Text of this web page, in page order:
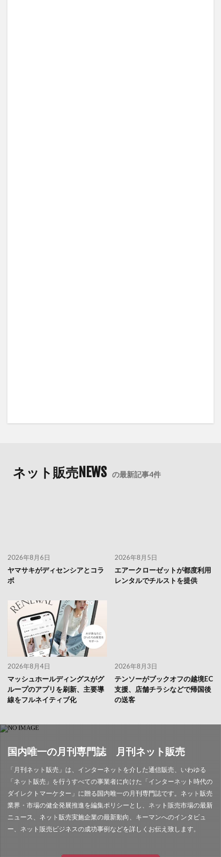
ネット販売NEWS の最新記事4件
2026年8月6日
ヤマサキがディセンシアとコラ
ボ
2026年8月5日
エアークローゼットが都度利用
レンタルでチルストを提供
2026年8月4日
マッシュホールディングスがグ
ループのアプリを刷新、主要導
線をフルネイティブ化
2026年8月3日
テンソーがブックオフの越境EC
支援、店舗チラシなどで帰国後
の送客
国内唯一の月刊専門誌 月刊ネット販売
「月刊ネット販売」は、インターネットを介した通信販売、いわゆる
「ネット販売」を行うすべての事業者に向けた「インターネット時代の
ダイレクトマーケター」に贈る国内唯一の月刊専門誌です。ネット販売
業界・市場の健全発展推進を編集ポリシーとし、ネット販売市場の最新
ニュース、ネット販売実施企業の最新動向、キーマンへのインタビュ
ー、ネット販売ビジネスの成功事例などを詳しくお伝え致します。